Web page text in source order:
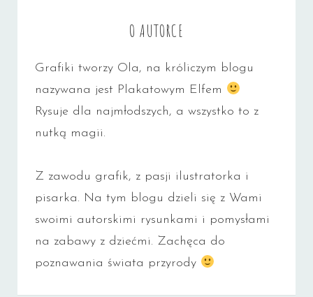
O AUTORCE
Grafiki tworzy Ola, na króliczym blogu
nazywana jest Plakatowym Elfem
Rysuje dla najmłodszych, a wszystko to z
nutką magii.
Z zawodu grafik, z pasji ilustratorka i
pisarka. Na tym blogu dzieli się z Wami
swoimi autorskimi rysunkami i pomysłami
na zabawy z dziećmi. Zachęca do
poznawania świata przyrody